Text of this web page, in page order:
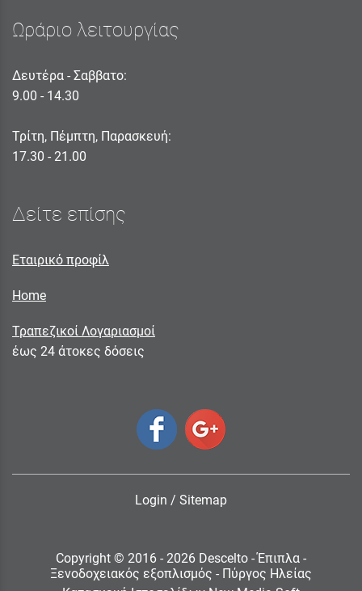
Ωράριο λειτουργίας
Δευτέρα - Σαββατο:
9.00 - 14.30
Τρίτη, Πέμπτη, Παρασκευή:
17.30 - 21.00
Δείτε επίσης
Εταιρικό προφίλ
Home
Τραπεζικοί Λογαριασμοί
έως 24 άτοκες δόσεις
Login / Sitemap
Copyright © 2016 - 2026 Descelto - Έπιπλα -
Ξενοδοχειακός εξοπλισμός - Πύργος Ηλείας